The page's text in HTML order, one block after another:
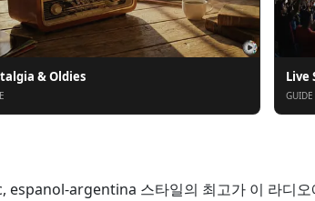
& Oldies Live
GUIDE
argentina 스타일의 최고가 이 라디오